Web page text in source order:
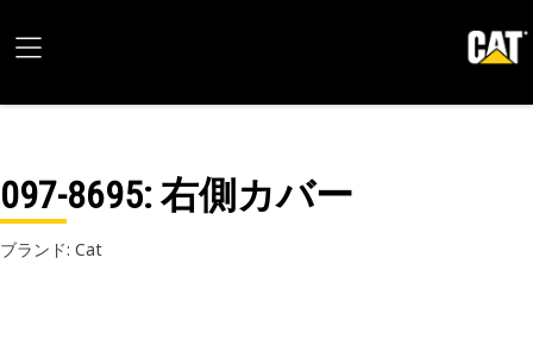
097-8695: 右側カバー
ブランド: Cat